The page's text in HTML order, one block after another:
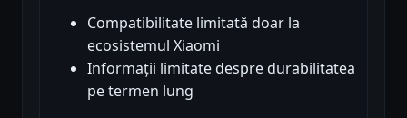
Compatibilitate limitată doar la
ecosistemul Xiaomi
Informații limitate despre durabilitatea
pe termen lung